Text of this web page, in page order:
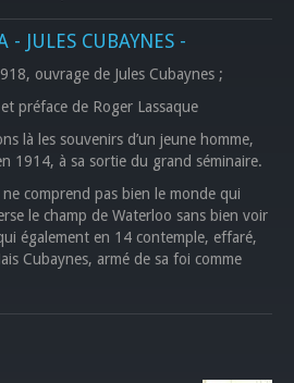
- JULES CUBAYNES -
ouvrage de Jules Cubaynes ;
préface de Roger Lassaque
là les souvenirs d’un jeune homme,
1914, à sa sortie du grand séminaire.
ne comprend pas bien le monde qui
le champ de Waterloo sans bien voir
également en 14 contemple, effaré,
Cubaynes, armé de sa foi comme